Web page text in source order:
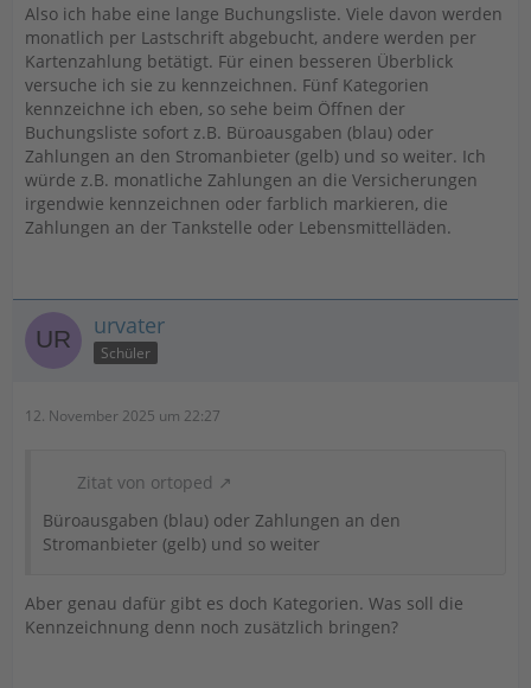
Also ich habe eine lange Buchungsliste. Viele davon werden
monatlich per Lastschrift abgebucht, andere werden per
Kartenzahlung betätigt. Für einen besseren Überblick
versuche ich sie zu kennzeichnen. Fünf Kategorien
kennzeichne ich eben, so sehe beim Öffnen der
Buchungsliste sofort z.B. Büroausgaben (blau) oder
Zahlungen an den Stromanbieter (gelb) und so weiter. Ich
würde z.B. monatliche Zahlungen an die Versicherungen
irgendwie kennzeichnen oder farblich markieren, die
Zahlungen an der Tankstelle oder Lebensmittelläden.
urvater
Schüler
12. November 2025 um 22:27
Zitat von ortoped
Büroausgaben (blau) oder Zahlungen an den
Stromanbieter (gelb) und so weiter
Aber genau dafür gibt es doch Kategorien. Was soll die
Kennzeichnung denn noch zusätzlich bringen?